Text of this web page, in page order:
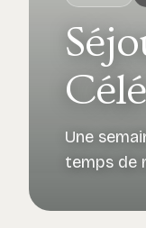
Une
temps de